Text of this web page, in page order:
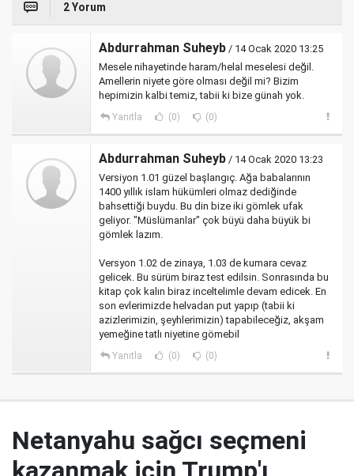
2 Yorum
Abdurrahman Suheyb / 14 Ocak 2020 13:25
Mesele nihayetinde haram/helal meselesi değil.
Amellerin niyete göre olması değil mi? Bizim
hepimizin kalbi temiz, tabii ki bize günah yok.
Yanıtla (0) (0)
Abdurrahman Suheyb / 14 Ocak 2020 13:23
Versiyon 1.01 güzel başlangıç. Ağa babalarının
1400 yıllık islam hükümleri olmaz dediğinde
bahsettiği buydu. Bu din bize iki gömlek ufak
geliyor. "Müslümanlar" çok büyü daha büyük bi
gömlek lazım.
Versyon 1.02 de zinaya, 1.03 de kumara cevaz
gelicek. Bu sürüm biraz test edilsin. Sonrasında bu
kitap çok kalın biraz inceltelimle devam edicek. En
son evlerimizde helvadan put yapıp (tabii ki
azizlerimizin, şeyhlerimizin) tapabileceğiz, akşam
yemeğine tatlı niyetine gömebil
Yanıtla (0) (0)
Netanyahu sağcı seçmeni